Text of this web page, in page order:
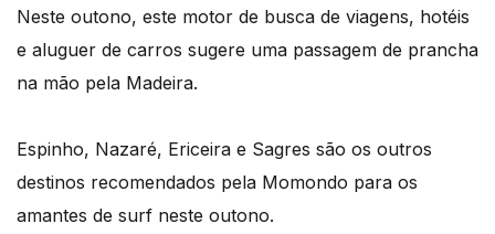
Neste outono, este motor de busca de viagens, hotéis
e aluguer de carros sugere uma passagem de prancha
na mão pela Madeira.
Espinho, Nazaré, Ericeira e Sagres são os outros
destinos recomendados pela Momondo para os
amantes de surf neste outono.